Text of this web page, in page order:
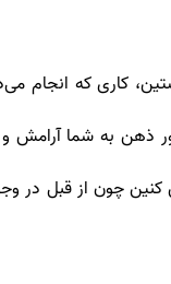
کاری که انجام
شما آرامش و
از قبل در وجود